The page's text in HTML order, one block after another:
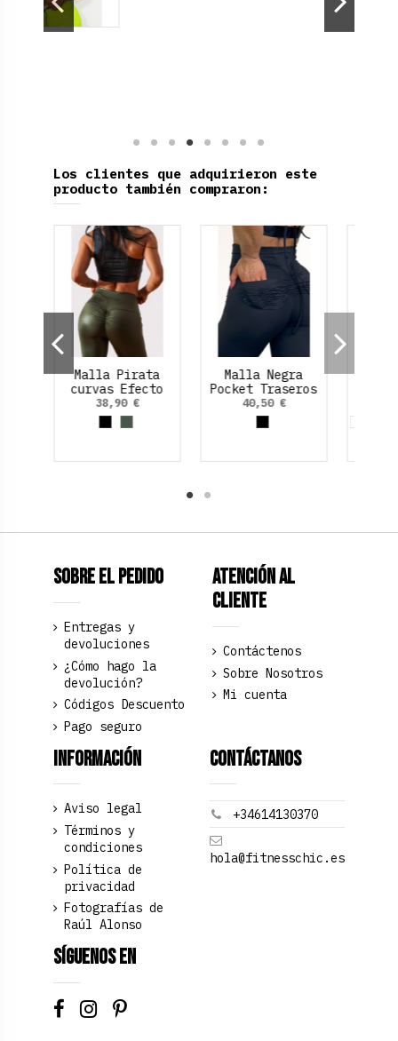
Los clientes que adquirieron este
producto también compraron:
Short Princess
Loves.
32,90 €
BlancoAzul Marino
Malla Pirata
curvas Efecto
Cuero (fruncido
trasero)
38,90 €
NegroVerde Oliva
Sobre el pedido
Entregas y
devoluciones
¿Cómo hago la
devolución?
Códigos Descuento
Pago seguro
Atención al
Cliente
Contáctenos
Sobre Nosotros
Mi cuenta
Información
Aviso legal
Términos y
condiciones
Política de
privacidad
Fotografías de
Raúl Alonso
Contáctanos
+34614130370
hola@fitnesschic.es
Síguenos en